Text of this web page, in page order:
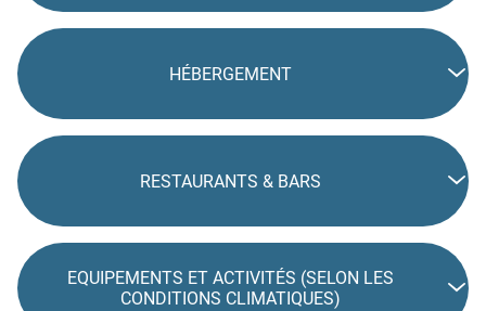
HÉBERGEMENT
RESTAURANTS & BARS
EQUIPEMENTS ET ACTIVITÉS (SELON LES
CONDITIONS CLIMATIQUES)